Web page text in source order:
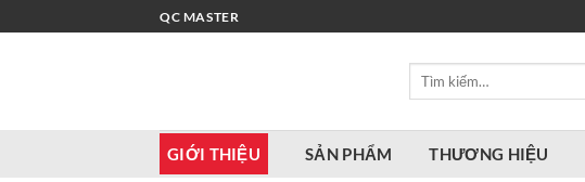
qua
QC MASTER
Tìm
GIỚI THIỆU SẢN PHẨM THƯƠNG HIỆU